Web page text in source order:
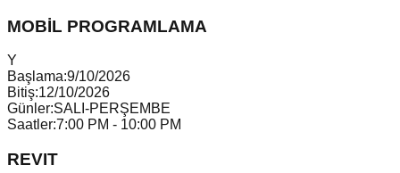
MOBİL PROGRAMLAMA
Y
Başlama:9/10/2026
Bitiş:12/10/2026
Günler:SALI-PERŞEMBE
Saatler:7:00 PM - 10:00 PM
REVIT